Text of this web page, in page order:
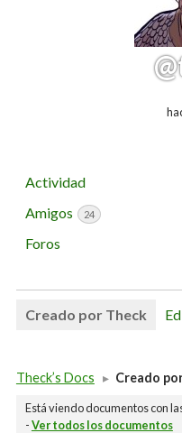
Actividad
Amigos
24
Foros
Creado por Theck
Theck’s Docs ▸ Creado
Está viendo documentos con
-Ver todos los documentos